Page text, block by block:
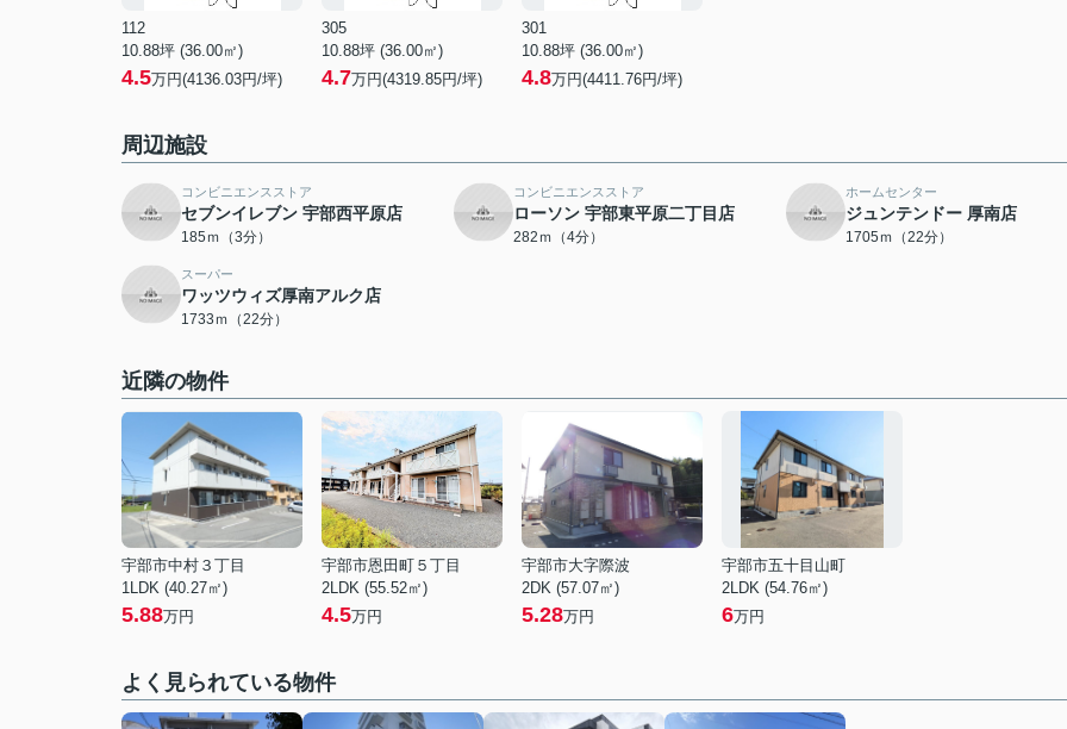
112
10.88坪 (36.00㎡)
4.5万円(4136.03円/坪)
305
10.88坪 (36.00㎡)
4.7万円(4319.85円/坪)
301
10.88坪 (36.00㎡)
4.8万円(4411.76円/坪)
周辺施設
コンビニエンスストア
セブンイレブン 宇部西平原店
185ｍ（3分）
コンビニエンスストア
ローソン 宇部東平原二丁目店
282ｍ（4分）
ホームセンター
ジュンテンドー 厚南店
1705ｍ（22分）
スーパー
ワッツウィズ厚南アルク店
1733ｍ（22分）
近隣の物件
宇部市中村３丁目
1LDK (40.27㎡)
5.88万円
宇部市恩田町５丁目
2LDK (55.52㎡)
4.5万円
宇部市大字際波
2DK (57.07㎡)
5.28万円
宇部市五十目山町
2LDK (54.76㎡)
6万円
よく見られている物件